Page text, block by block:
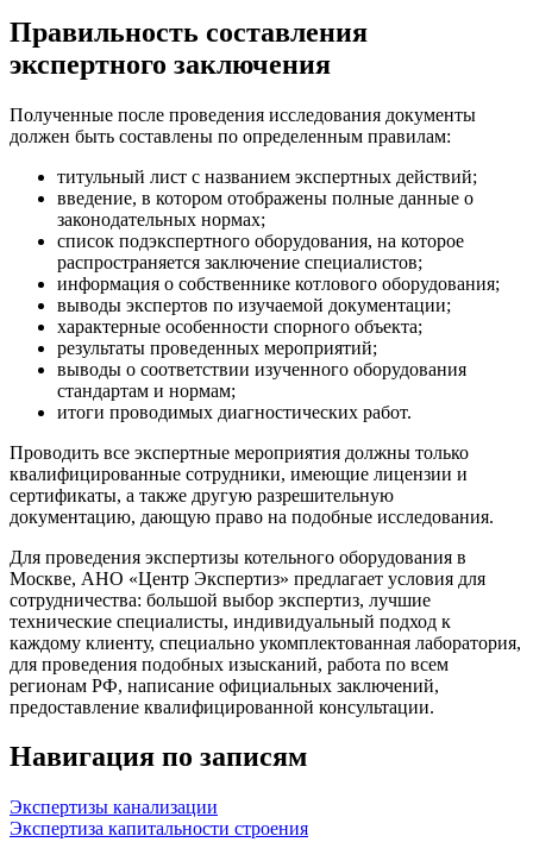
Правильность составления
экспертного заключения
Полученные после проведения исследования документы
должен быть составлены по определенным правилам:
титульный лист с названием экспертных действий;
введение, в котором отображены полные данные о
законодательных нормах;
список подэкспертного оборудования, на которое
распространяется заключение специалистов;
информация о собственнике котлового оборудования;
выводы экспертов по изучаемой документации;
характерные особенности спорного объекта;
результаты проведенных мероприятий;
выводы о соответствии изученного оборудования
стандартам и нормам;
итоги проводимых диагностических работ.
Проводить все экспертные мероприятия должны только
квалифицированные сотрудники, имеющие лицензии и
сертификаты, а также другую разрешительную
документацию, дающую право на подобные исследования.
Для проведения экспертизы котельного оборудования в
Москве, АНО «Центр Экспертиз» предлагает условия для
сотрудничества: большой выбор экспертиз, лучшие
технические специалисты, индивидуальный подход к
каждому клиенту, специально укомплектованная лаборатория,
для проведения подобных изысканий, работа по всем
регионам РФ, написание официальных заключений,
предоставление квалифицированной консультации.
Навигация по записям
Экспертизы канализации
Экспертиза капитальности строения